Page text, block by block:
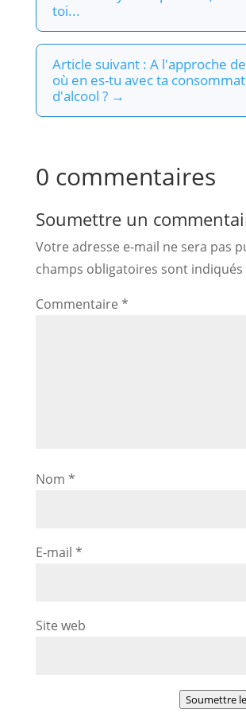
toi...
Article suivant : A l'approche
où en es-tu avec ta
d'alcool ?→
0 commentaires
Soumettre un
Votre adresse e-mail ne sera pas
champs obligatoires sont indiqués
Commentaire *
Nom *
E-mail *
Site web
Soumettre